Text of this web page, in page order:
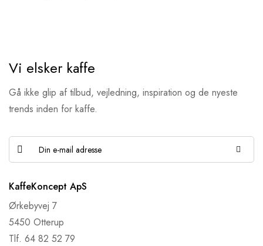
Vi elsker kaffe
Gå ikke glip af tilbud, vejledning, inspiration og de nyeste
trends inden for kaffe.
KaffeKoncept ApS
Ørkebyvej 7
5450 Otterup
Tlf. 64 82 52 79